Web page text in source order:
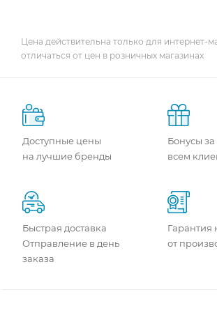
Цена действительна только для интернет-
отличаться от цен в розничных магазинах
Доступные цены
на лучшие бренды
Бонусы
всем
Быстрая доставка
Отправление в день
заказа
Гарантия
от